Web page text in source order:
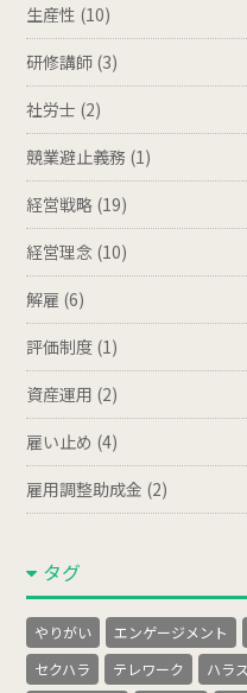
生産性 (10)
研修講師 (3)
社労士 (2)
競業避止義務 (1)
経営戦略 (19)
経営理念 (10)
解雇 (6)
評価制度 (1)
資産運用 (2)
雇い止め (4)
雇用調整助成金 (2)
タグ
やりがい エンゲージメント
セクハラ
テレワーク ハラ